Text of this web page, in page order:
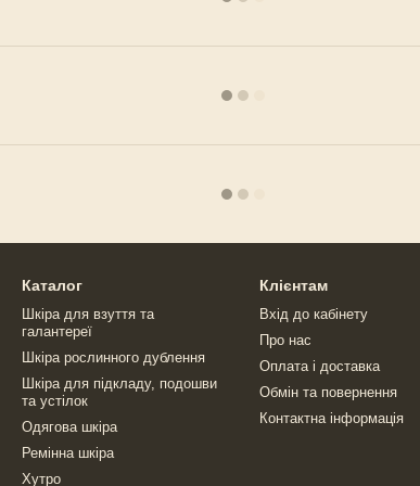
Каталог
Шкіра для взуття та
галантереї
Шкіра рослинного дублення
Шкіра для підкладу, подошви
та устілок
Одягова шкіра
Ремінна шкіра
Хутро
Клієнтам
Вхід до кабінету
Про нас
Оплата і доставка
Обмін та повернення
Контактна інформація